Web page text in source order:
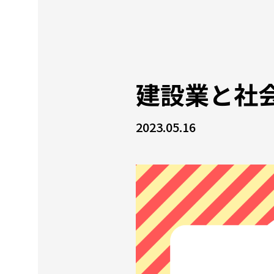
建設業と社
2023.05.16